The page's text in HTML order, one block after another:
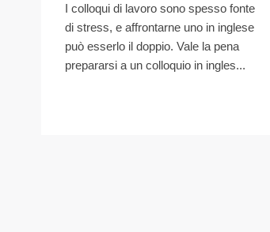
I colloqui di lavoro sono spesso fonte
di stress, e affrontarne uno in inglese
può esserlo il doppio. Vale la pena
prepararsi a un colloquio in ingles...